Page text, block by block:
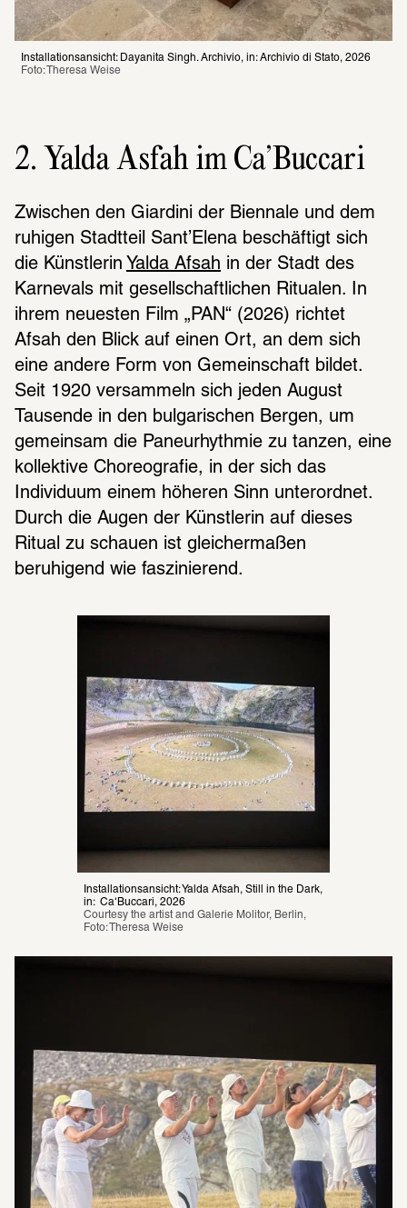
Installationsansicht: Dayanita Singh. Archivio, in: Archivio di Stato, 2026
Foto: Theresa Weise
2. Yalda Asfah im Ca’Buccari
Zwischen den Giardini der Biennale und dem
ruhigen Stadtteil Sant’Elena beschäftigt sich
die Künstlerin Yalda Afsah in der Stadt des
Karnevals mit gesellschaftlichen Ritualen. In
ihrem neuesten Film „PAN“ (2026) richtet
Afsah den Blick auf einen Ort, an dem sich
eine andere Form von Gemeinschaft bildet.
Seit 1920 versammeln sich jeden August
Tausende in den bulgarischen Bergen, um
gemeinsam die Paneurhythmie zu tanzen, eine
kollektive Choreografie, in der sich das
Individuum einem höheren Sinn unterordnet.
Durch die Augen der Künstlerin auf dieses
Ritual zu schauen ist gleichermaßen
beruhigend wie faszinierend.
Installationsansicht: Yalda Afsah, Still in the Dark,
in:  Ca‘Buccari, 2026
Courtesy the artist and Galerie Molitor, Berlin,
Foto: Theresa Weise